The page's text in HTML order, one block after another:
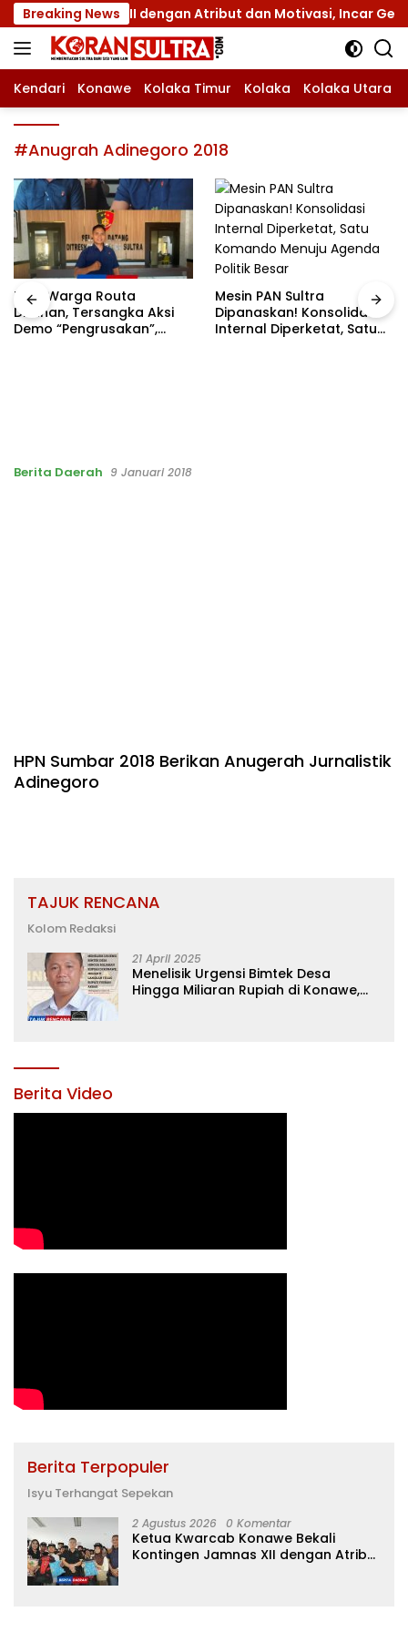
Langsung
ke
konten
Breaking News
Jamnas XII dengan Atribut dan Motivasi, Incar Gelar
Kendari Konawe Kolaka Timur Kolaka Kolaka Utara
#Anugrah Adinegoro 2018
Tiga Warga Routa
Ditahan, Tersangka Aksi
Demo “Pengrusakan”,
Mesin PAN Sultra
Dipanaskan! Konsolidasi
Internal Diperketat, Satu
Berita Daerah 9 Januari 2018
HPN Sumbar 2018 Berikan Anugerah Jurnalistik
Adinegoro
TAJUK RENCANA
Kolom Redaksi
21 April 2025
Menelisik Urgensi Bimtek Desa
Hingga Miliaran Rupiah di Konawe,
Berita Video
Berita Terpopuler
Isyu Terhangat Sepekan
2 Agustus 2026 0 Komentar
Ketua Kwarcab Konawe Bekali
Kontingen Jamnas XII dengan Atribut